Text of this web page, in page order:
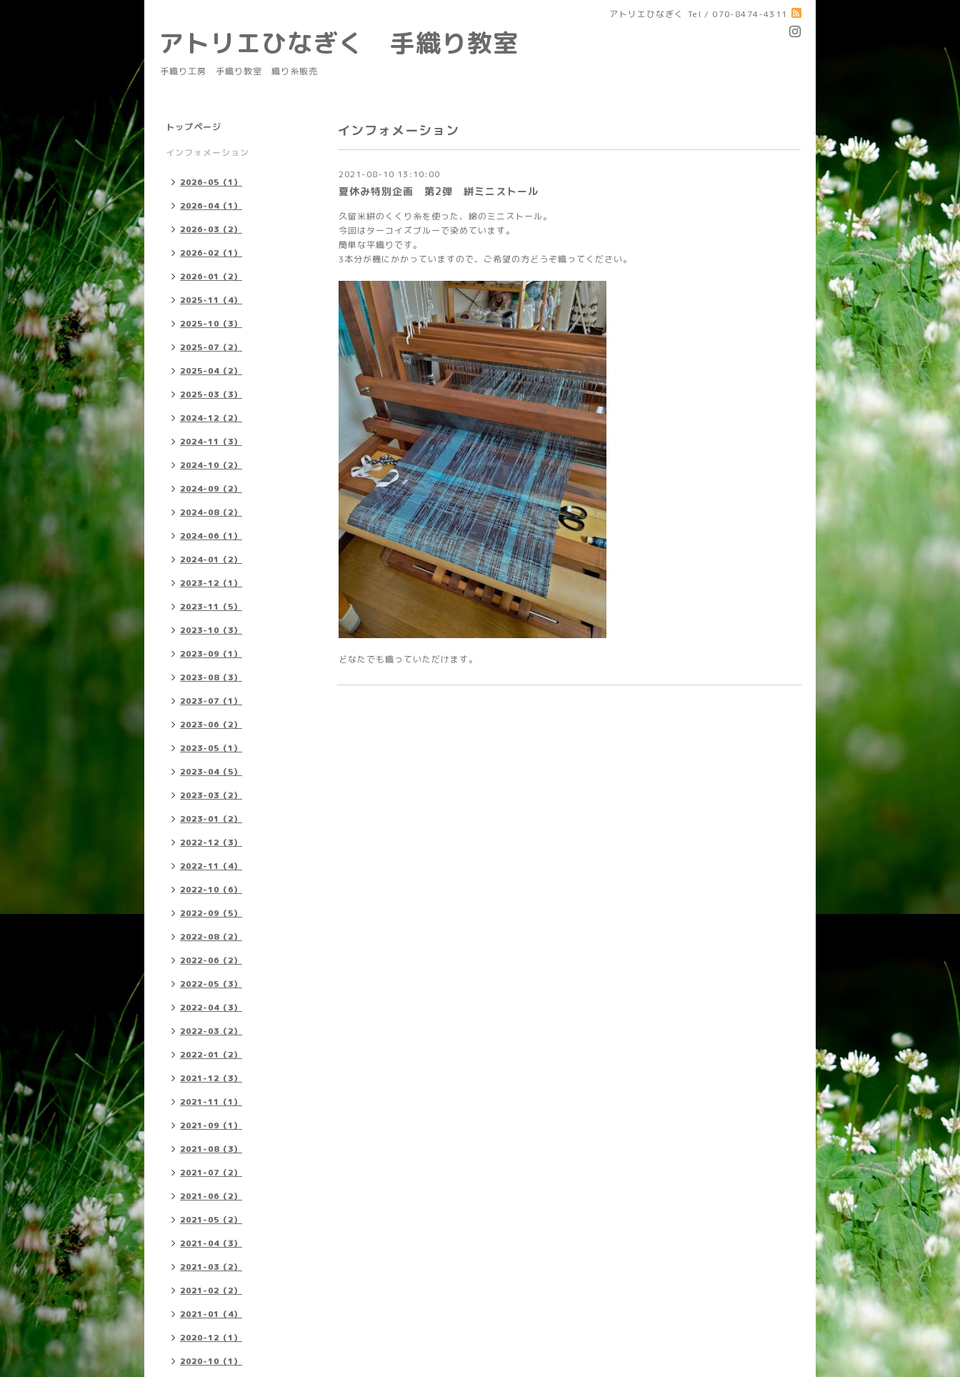
アトリエひなぎく Tel / 070-8474-4311
アトリエひなぎく 手織り教室
手織り工房 手織り教室 織り糸販売
インフォメーション
2021-08-10 13:10:00
夏休み特別企画 第2弾 絣ミニストール
久留米絣のくくり糸を使った、綿のミニストール。
今回はターコイズブルーで染めています。
簡単な平織りです。
3本分が機にかかっていますので、ご希望の方どうぞ織ってください。
どなたでも織っていただけます。
トップページ
インフォメーション
2026-05（1）
2026-04（1）
2026-03（2）
2026-02（1）
2026-01（2）
2025-11（4）
2025-10（3）
2025-07（2）
2025-04（2）
2025-03（3）
2024-12（2）
2024-11（3）
2024-10（2）
2024-09（2）
2024-08（2）
2024-06（1）
2024-01（2）
2023-12（1）
2023-11（5）
2023-10（3）
2023-09（1）
2023-08（3）
2023-07（1）
2023-06（2）
2023-05（1）
2023-04（5）
2023-03（2）
2023-01（2）
2022-12（3）
2022-11（4）
2022-10（6）
2022-09（5）
2022-08（2）
2022-06（2）
2022-05（3）
2022-04（3）
2022-03（2）
2022-01（2）
2021-12（3）
2021-11（1）
2021-09（1）
2021-08（3）
2021-07（2）
2021-06（2）
2021-05（2）
2021-04（3）
2021-03（2）
2021-02（2）
2021-01（4）
2020-12（1）
2020-10（1）